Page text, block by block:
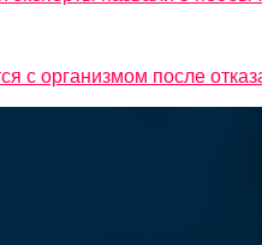
с организмом после